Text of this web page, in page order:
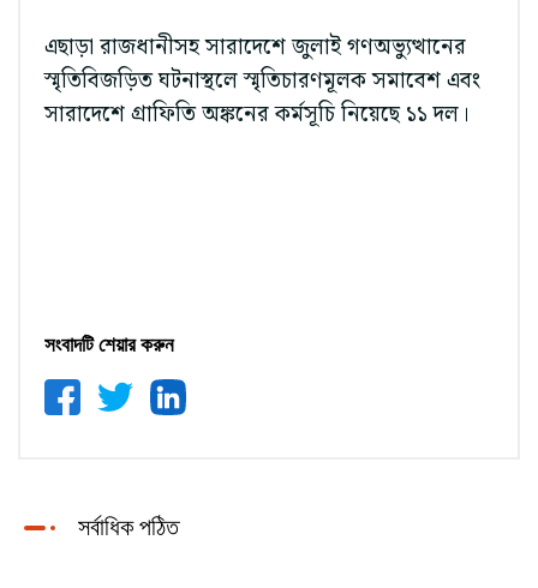
এছাড়া রাজধানীসহ সারাদেশে জুলাই গণঅভ্যুত্থানের
স্মৃতিবিজড়িত ঘটনাস্থলে স্মৃতিচারণমূলক সমাবেশ এবং
সারাদেশে গ্রাফিতি অঙ্কনের কর্মসূচি নিয়েছে ১১ দল।
সংবাদটি শেয়ার করুন
সর্বাধিক পঠিত